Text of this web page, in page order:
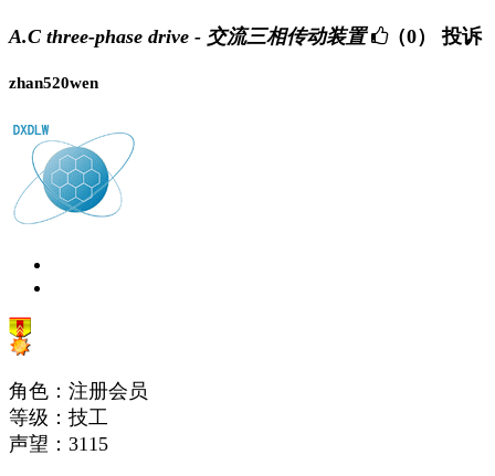
A.C three-phase drive - 交流三相传动装置 （0） 投诉
zhan520wen
角色：注册会员
等级：技工
声望： 3115